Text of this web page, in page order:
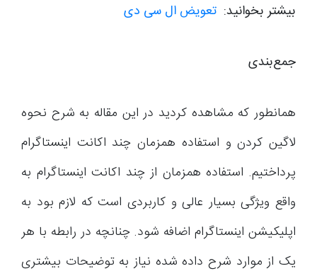
بیشتر بخوانید: تعویض ال سی دی
جمع‌بندی
همانطور که مشاهده کردید در این مقاله به شرح نحوه
لاگین کردن و استفاده همزمان چند اکانت اینستاگرام
پرداختیم. استفاده همزمان از چند اکانت اینستاگرام به
واقع ویژگی بسیار عالی و کاربردی است که لازم بود به
اپلیکیشن اینستاگرام اضافه شود. چنانچه در رابطه با هر
یک از موارد شرح داده شده نیاز به توضیحات بیشتری